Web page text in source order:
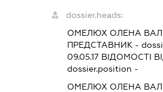
dossier.heads:
ОМЕЛЮХ ОЛЕНА
ПРЕДСТАВНИК -
09.05.17ВІДОМОСТІ
dossier.position -
ОМЕЛЮХ ОЛЕНА